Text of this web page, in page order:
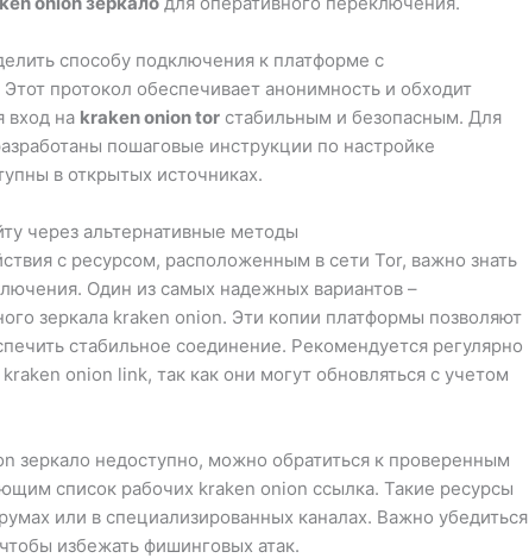
способу подключения к платформе с
Этот протокол обеспечивает анонимность и обходит
вход на kraken onion tor стабильным и безопасным. Для
пошаговые инструкции по настройке
в открытых источниках.
через альтернативные методы
с ресурсом, расположенным в сети Tor, важно знать
Один из самых надежных вариантов –
зеркала kraken onion. Эти копии платформы позволяют
стабильное соединение. Рекомендуется регулярно
onion link, так как они могут обновляться с учетом
зеркало недоступно, можно обратиться к проверенным
список рабочих kraken onion ссылка. Такие ресурсы
или в специализированных каналах. Важно убедиться
избежать фишинговых атак.